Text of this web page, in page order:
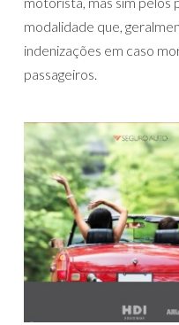
modalidade que,
indenizações em caso
passageiros.